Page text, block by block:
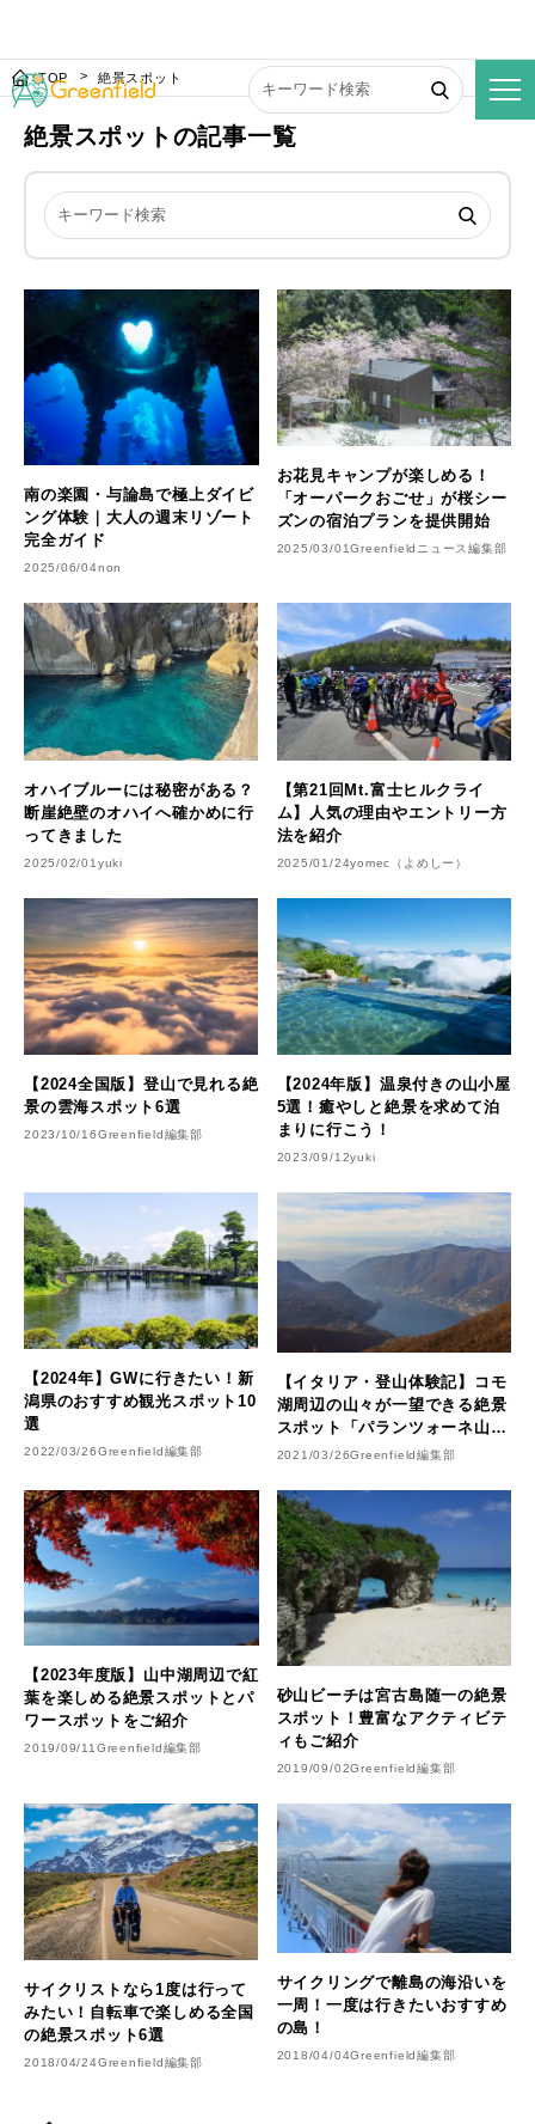
TOP 絶景スポット
絶景スポットの記事一覧
南の楽園・与論島で極上ダイビ
ング体験｜大人の週末リゾート
完全ガイド
2025/06/04non
お花見キャンプが楽しめる！
「オーパークおごせ」が桜シー
ズンの宿泊プランを提供開始
2025/03/01Greenfieldニュース編集部
オハイブルーには秘密がある？
断崖絶壁のオハイへ確かめに行
ってきました
2025/02/01 yuki
【第21回Mt.富士ヒルクライ
ム】人気の理由やエントリー方
法を紹介
2025/01/24yomec（よめしー）
【2024全国版】登山で見れる絶
景の雲海スポット6選
2023/10/16Greenfield編集部
【2024年版】温泉付きの山小屋
5選！癒やしと絶景を求めて泊
まりに行こう！
2023/09/12yuki
【2024年】GWに行きたい！新
潟県のおすすめ観光スポット10
選
2022/03/26Greenfield編集部
【イタリア・登山体験記】コモ
湖周辺の山々が一望できる絶景
スポット「パランツォーネ山」
へトレッキング！
2021/03/26Greenfield編集部
【2023年度版】山中湖周辺で紅
葉を楽しめる絶景スポットとパ
ワースポットをご紹介
2019/09/11Greenfield編集部
砂山ビーチは宮古島随一の絶景
スポット！豊富なアクティビテ
ィもご紹介
2019/09/02Greenfield編集部
サイクリストなら1度は行って
みたい！自転車で楽しめる全国
の絶景スポット6選
2018/04/24Greenfield編集部
サイクリングで離島の海沿いを
一周！一度は行きたいおすすめ
の島！
2018/04/04Greenfield編集部